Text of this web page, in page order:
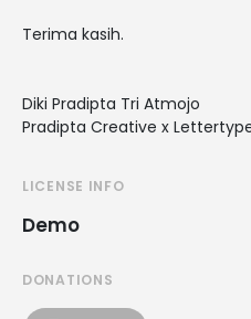
Terima kasih.
Diki Pradipta Tri Atmojo
Pradipta Creative x
LICENSE INFO
Demo
DONATIONS